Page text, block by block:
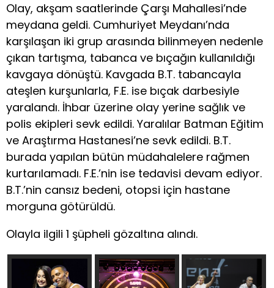
Olay, akşam saatlerinde Çarşı Mahallesi’nde
meydana geldi. Cumhuriyet Meydanı’nda
karşılaşan iki grup arasında bilinmeyen nedenle
çıkan tartışma, tabanca ve bıçağın kullanıldığı
kavgaya dönüştü. Kavgada B.T. tabancayla
ateşlen kurşunlarla, F.E. ise bıçak darbesiyle
yaralandı. İhbar üzerine olay yerine sağlık ve
polis ekipleri sevk edildi. Yaralılar Batman Eğitim
ve Araştırma Hastanesi’ne sevk edildi. B.T.
burada yapılan bütün müdahalelere rağmen
kurtarılamadı. F.E.’nin ise tedavisi devam ediyor.
B.T.’nin cansız bedeni, otopsi için hastane
morguna götürüldü.
Olayla ilgili 1 şüpheli gözaltına alındı.